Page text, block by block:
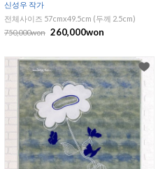
신성우 작가
전체사이즈 57cmx49.5cm (두께 2.5cm)
750,000won 260,000won